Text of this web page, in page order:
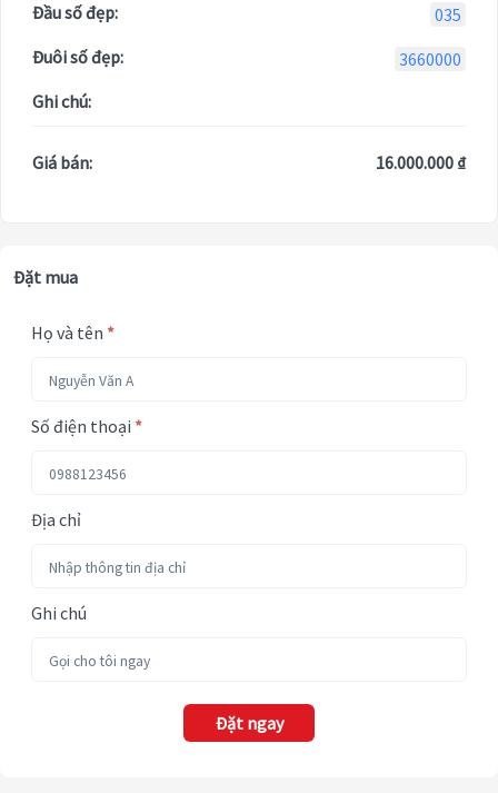
Đầu số đẹp:
035
Đuôi số đẹp:
3660000
Ghi chú:
Giá bán: 16.000.000 ₫
Đặt mua
Họ và tên *
Số điện thoại *
Địa chỉ
Ghi chú
Đặt ngay